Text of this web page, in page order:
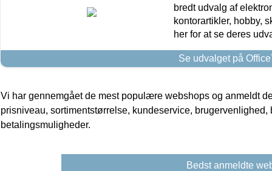
bredt udvalg af
kontorartikler, hobby,
her for at se deres
Se udvalget på
Vi har gennemgået de mest populære webshops og anmeldt
prisniveau, sortimentstørrelse, kundeservice, brugervenlighed,
betalingsmuligheder.
Bedst anmeldte